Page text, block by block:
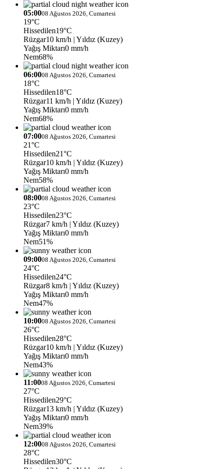
05:0008 Ağustos 2026, Cumartesi
19°C
Hissedilen19°C
Rüzgar10 km/h | Yıldız (Kuzey)
Yağış Miktarı0 mm/h
Nem68%
06:0008 Ağustos 2026, Cumartesi
18°C
Hissedilen18°C
Rüzgar11 km/h | Yıldız (Kuzey)
Yağış Miktarı0 mm/h
Nem68%
07:0008 Ağustos 2026, Cumartesi
21°C
Hissedilen21°C
Rüzgar10 km/h | Yıldız (Kuzey)
Yağış Miktarı0 mm/h
Nem58%
08:0008 Ağustos 2026, Cumartesi
23°C
Hissedilen23°C
Rüzgar7 km/h | Yıldız (Kuzey)
Yağış Miktarı0 mm/h
Nem51%
09:0008 Ağustos 2026, Cumartesi
24°C
Hissedilen24°C
Rüzgar8 km/h | Yıldız (Kuzey)
Yağış Miktarı0 mm/h
Nem47%
10:0008 Ağustos 2026, Cumartesi
26°C
Hissedilen28°C
Rüzgar10 km/h | Yıldız (Kuzey)
Yağış Miktarı0 mm/h
Nem43%
11:0008 Ağustos 2026, Cumartesi
27°C
Hissedilen29°C
Rüzgar13 km/h | Yıldız (Kuzey)
Yağış Miktarı0 mm/h
Nem39%
12:0008 Ağustos 2026, Cumartesi
28°C
Hissedilen30°C